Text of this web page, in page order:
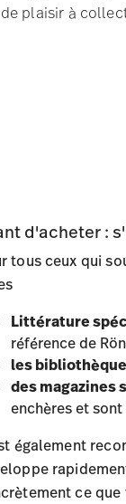
plaisir à
d'acheter :
tous ceux qui
Littérature
référence de
les
des magazines
enchères et
également
ce